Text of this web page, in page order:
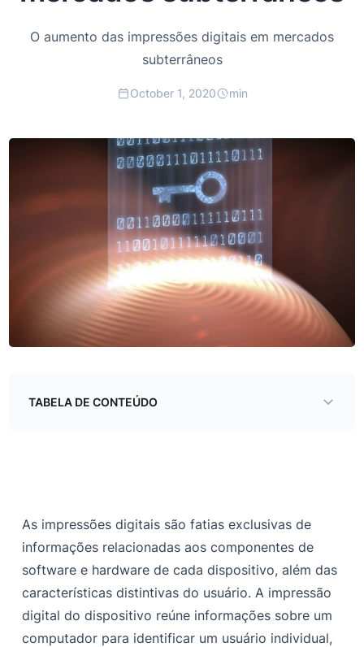
O aumento das impressões digitais em mercados
subterrâneos
October 1, 2020 min
TABELA DE CONTEÚDO
Conclusão
As impressões digitais são fatias exclusivas de
informações relacionadas aos componentes de
software e hardware de cada dispositivo, além das
características distintivas do usuário. A impressão
digital do dispositivo reúne informações sobre um
computador para identificar um usuário individual,